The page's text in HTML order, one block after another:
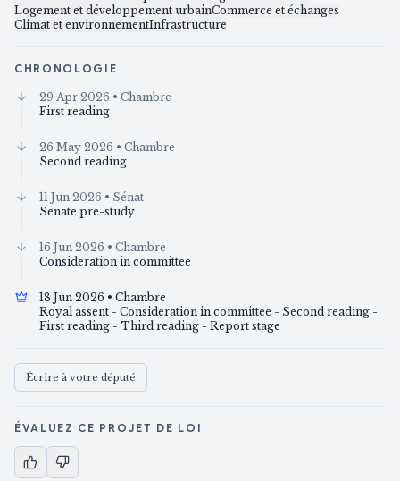
Logement et développement urbainCommerce et échanges
Climat et environnementInfrastructure
CHRONOLOGIE
29 Apr 2026 • Chambre
First reading
26 May 2026 • Chambre
Second reading
11 Jun 2026 • Sénat
Senate pre-study
16 Jun 2026 • Chambre
Consideration in committee
18 Jun 2026 • Chambre
Royal assent - Consideration in committee - Second reading -
First reading - Third reading - Report stage
Écrire à votre député
ÉVALUEZ CE PROJET DE LOI